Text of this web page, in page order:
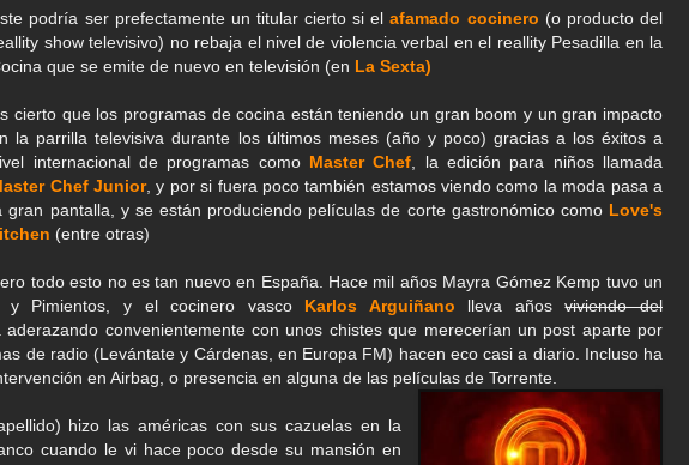
podría ser prefectamente un titular cierto si elafamado cocinero (o producto del
show televisivo) no rebaja el nivel de violencia verbal en el reallity Pesadilla en la
que se emite de nuevo en televisión (en La Sexta)
cierto que los programas de cocina están teniendo un gran boom y un gran impacto
la parrilla televisiva durante los últimos meses (año y poco) gracias a los éxitos a
internacional de programas como Master Chef , la edición para niños llamada
Chef Junior, y por si fuera poco también estamos viendo como la moda pasa a
gran pantalla, y se están produciendo películas de corte gastronómico como Love's
(entre otras)
todo esto no es tan nuevo en España. Hace mil años Mayra Gómez Kemp tuvo un
y Pimientos, y el cocinero vasco Karlos Arguiñano lleva añosviviendo del
convenientemente con unos chistes que merecerían un post aparte por
de radio (Levántate y Cárdenas, en Europa FM) hacen eco casi a diario. Incluso ha
en Airbag, o presencia en alguna de las películas de Torrente.
hizo las américas con sus cazuelas en la
cuando le vi hace poco desde su mansión en